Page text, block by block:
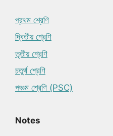
প্রথম শ্রেণি
দ্বিতীয় শ্রেণি
তৃতীয় শ্রেণি
চতুর্থ শ্রেণি
পঞ্চম শ্রেণি (PSC)
Notes